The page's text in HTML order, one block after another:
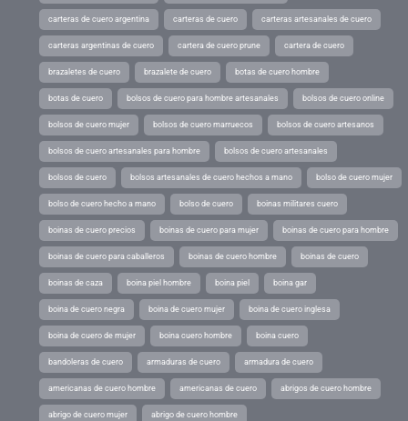
carteras de cuero argentina carteras de cuero carteras artesanales de cuero
carteras argentinas de cuero cartera de cuero prune cartera de cuero
brazaletes de cuero brazalete de cuero botas de cuero hombre
botas de cuero bolsos de cuero para hombre artesanales bolsos de cuero online
bolsos de cuero mujer bolsos de cuero marruecos bolsos de cuero artesanos
bolsos de cuero artesanales para hombre bolsos de cuero artesanales
bolsos de cuero bolsos artesanales de cuero hechos a mano bolso de cuero mujer
bolso de cuero hecho a mano bolso de cuero boinas militares cuero
boinas de cuero precios boinas de cuero para mujer boinas de cuero para hombre
boinas de cuero para caballeros boinas de cuero hombre boinas de cuero
boinas de caza boina piel hombre boina piel boina gar
boina de cuero negra boina de cuero mujer boina de cuero inglesa
boina de cuero de mujer boina cuero hombre boina cuero
bandoleras de cuero armaduras de cuero armadura de cuero
americanas de cuero hombre americanas de cuero abrigos de cuero hombre
abrigo de cuero mujer abrigo de cuero hombre